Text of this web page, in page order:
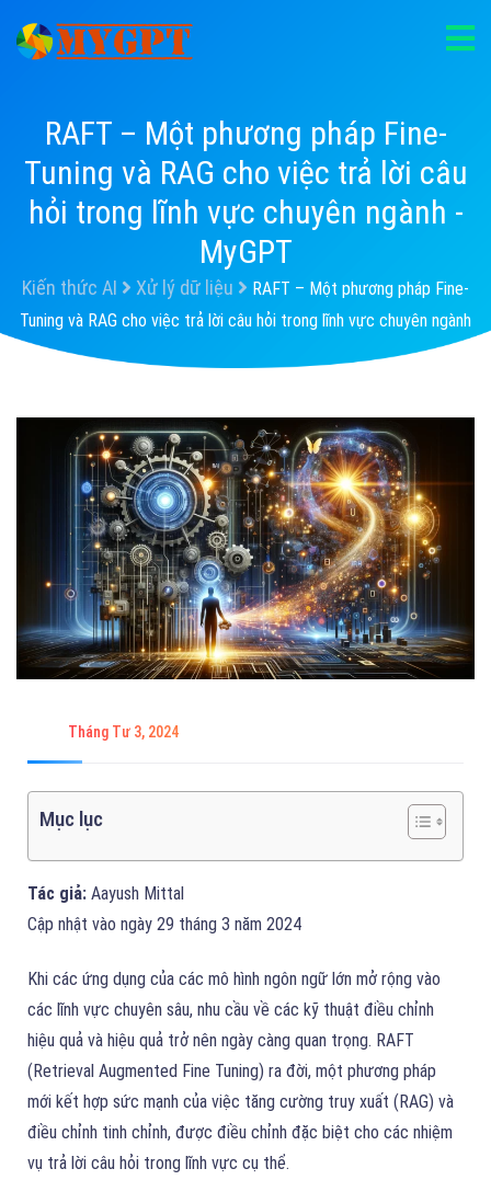
RAFT – Một phương pháp Fine-
Tuning và RAG cho việc trả lời câu
hỏi trong lĩnh vực chuyên ngành -
MyGPT
Kiến thức AI Xử lý dữ liệu
RAFT – Một phương pháp Fine-
Tuning và RAG cho việc trả lời câu hỏi trong lĩnh vực chuyên ngành
Tháng Tư 3, 2024
Mục lục
Tác giả: Aayush Mittal
Cập nhật vào ngày 29 tháng 3 năm 2024
Khi các ứng dụng của các mô hình ngôn ngữ lớn mở rộng vào
các lĩnh vực chuyên sâu, nhu cầu về các kỹ thuật điều chỉnh
hiệu quả và hiệu quả trở nên ngày càng quan trọng. RAFT
(Retrieval Augmented Fine Tuning) ra đời, một phương pháp
mới kết hợp sức mạnh của việc tăng cường truy xuất (RAG) và
điều chỉnh tinh chỉnh, được điều chỉnh đặc biệt cho các nhiệm
vụ trả lời câu hỏi trong lĩnh vực cụ thể.